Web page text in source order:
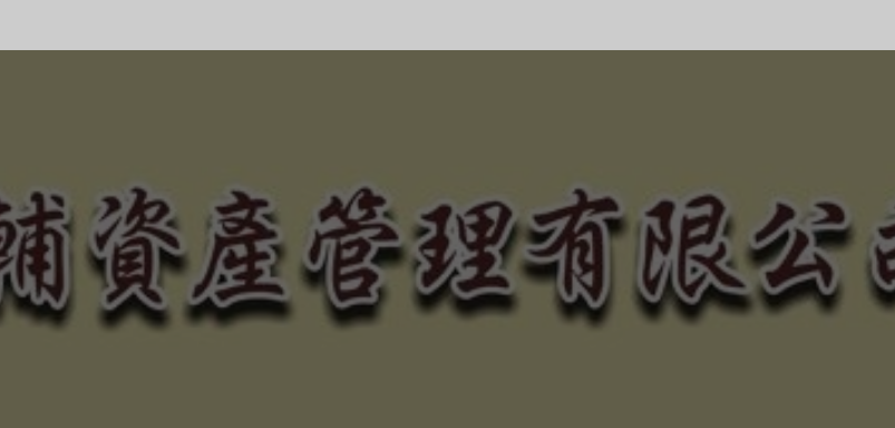
契約保障！
本公司秉持著合情合理合法、正規經營、健全制
度，只要是合法有憑據的債權！